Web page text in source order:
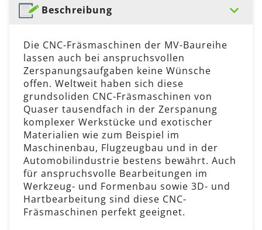
Beschreibung
Die CNC-Fräsmaschinen der MV-Baureihe
lassen auch bei anspruchsvollen
Zerspanungsaufgaben keine Wünsche
offen. Weltweit haben sich diese
grundsoliden CNC-Fräsmaschinen von
Quaser tausendfach in der Zerspanung
komplexer Werkstücke und exotischer
Materialien wie zum Beispiel im
Maschinenbau, Flugzeugbau und in der
Automobilindustrie bestens bewährt. Auch
für anspruchsvolle Bearbeitungen im
Werkzeug- und Formenbau sowie 3D- und
Hartbearbeitung sind diese CNC-
Fräsmaschinen perfekt geeignet.